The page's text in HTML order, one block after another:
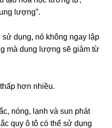
lượng”.
dụng, nó không ngay lập
mà dung lượng sẽ giảm từ
hơn nhiều.
nóng, lạnh và sun phát
quy ô tô có thể sử dụng